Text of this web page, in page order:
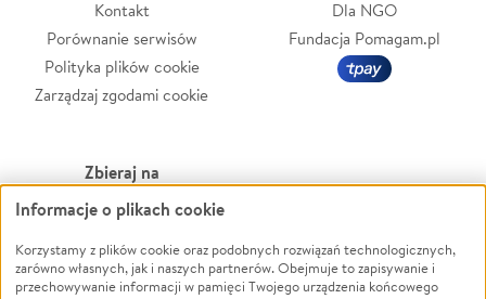
Kontakt
Porównanie serwisów
Polityka plików cookie
Zarządzaj zgodami cookie
Dla NGO
Fundacja Pomagam.pl
Zbieraj na
Leczenie
Zwierzęta
Pożar
Powódź
Wichura
Informacje o plikach cookie
Korzystamy z plików cookie oraz podobnych rozwiązań technologicznych,
zarówno własnych, jak i naszych partnerów. Obejmuje to zapisywanie i
przechowywanie informacji w pamięci Twojego urządzenia końcowego